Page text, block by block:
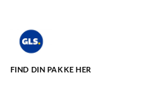
FIND DIN PAKKE HER